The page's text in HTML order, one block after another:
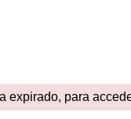
expirado, para